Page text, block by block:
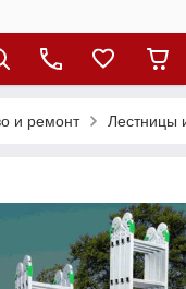
и ремонт Лестницы